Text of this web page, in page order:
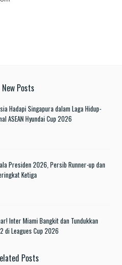
New Posts
Hadapi Singapura dalam Laga Hidup-
ASEAN Hyundai Cup 2026
Presiden 2026, Persib Runner-up dan
Ketiga
Inter Miami Bangkit dan Tundukkan
di Leagues Cup 2026
Posts